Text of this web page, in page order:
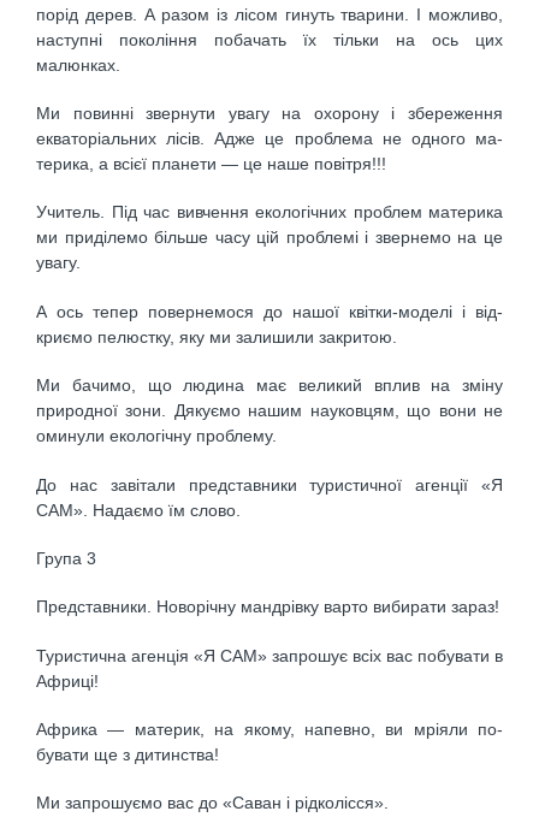
порід дерев. А разом із лісом гинуть твари­ни. І можливо,
наступні покоління побачать їх тільки на ось цих
малюнках.
Ми повинні звернути увагу на охорону і збереження
екваторіальних лісів. Адже це проблема не одного ма­
терика, а всієї планети — це наше повітря!!!
Учитель. Під час вивчення екологічних проблем ма­терика
ми приділемо більше часу цій проблемі і звер­немо на це
увагу.
А ось тепер повернемося до нашої квітки-моделі і від­
криємо пелюстку, яку ми залишили закритою.
Ми бачимо, що людина має великий вплив на зміну
природної зони. Дякуємо нашим науковцям, що вони не
оминули екологічну проблему.
До нас завітали представники туристичної агенції «Я
САМ». Надаємо їм слово.
Група 3
Представники. Новорічну мандрівку варто вибира­ти зараз!
Туристична агенція «Я САМ» запрошує всіх вас побу­вати в
Африці!
Африка — материк, на якому, напевно, ви мріяли по­
бувати ще з дитинства!
Ми запрошуємо вас до «Саван і рідколісся».